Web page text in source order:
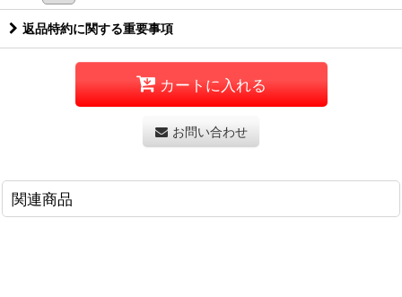
返品特約に関する重要事項
カートに入れる
お問い合わせ
関連商品